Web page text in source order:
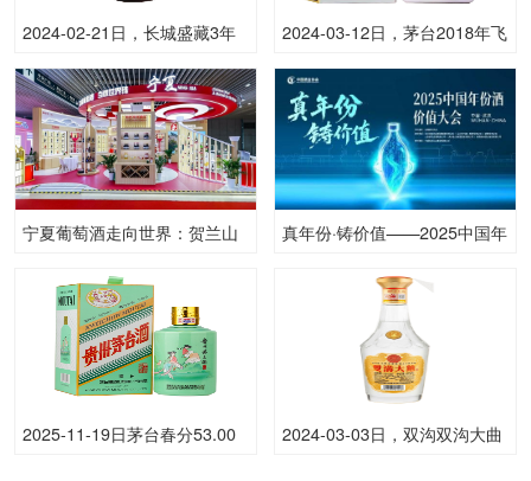
2024-02-21日，长城盛藏3年
是多少呢？
2024-03-12日，茅台2018年飞
价格是多少呢？
宁夏葡萄酒走向世界：贺兰山
真年份·铸价值——2025中国年
2025-11-19日茅台春分53.00
2024-03-03日，双沟双沟大曲